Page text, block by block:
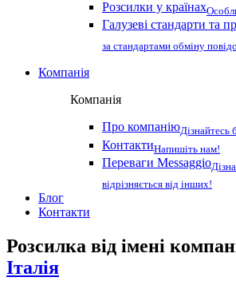
Розсилки у країнах
Галузеві стандарти та
за стандартами обміну
Компанія
Компанія
Про компаніюДізнайтесь
КонтактиНапишіть нам!
Переваги Messaggio
відрізняється від інших!
Блог
Контакти
Розсилка від імені
Італія